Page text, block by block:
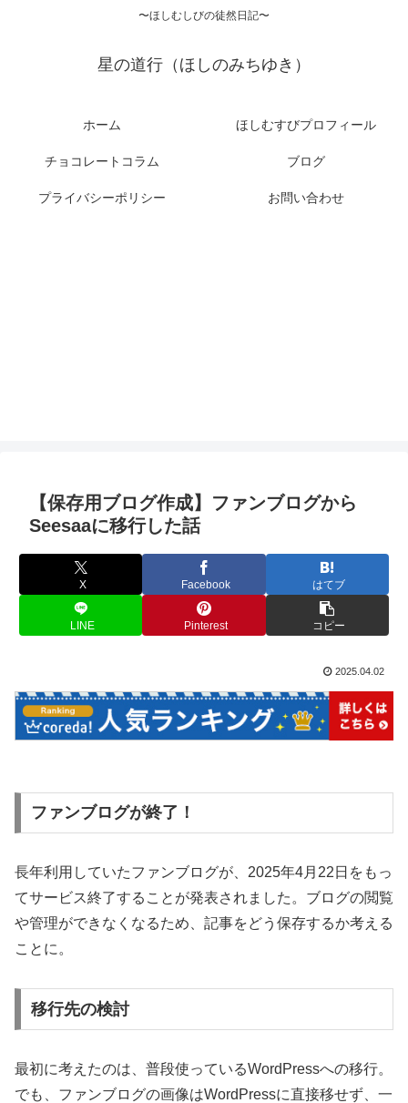
〜ほしむしびの徒然日記〜
星の道行（ほしのみちゆき）
ホーム ほしむすびプロフィール
チョコレートコラム ブログ
プライバシーポリシー お問い合わせ
【保存用ブログ作成】ファンブログから
Seesaaに移行した話
X Facebook はてブ
LINE Pinterest コピー
2025.04.02
ファンブログが終了！
長年利用していたファンブログが、2025年4月22日をもっ
てサービス終了することが発表されました。ブログの閲覧
や管理ができなくなるため、記事をどう保存するか考える
ことに。
移行先の検討
最初に考えたのは、普段使っているWordPressへの移行。
でも、ファンブログの画像はWordPressに直接移せず、一